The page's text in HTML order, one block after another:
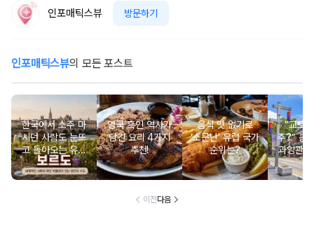
인포매틱스뷰 방문하기
인포매틱스뷰의 모든 포스트
한국에서 소주 마
시던 사람도 눈뜨
고 돌아오는 유럽
와인 도시 탐방
영국 흑인 역사가
담긴 요리 4가지
추천!
음식 맛 없기로
‘소문난’ 유럽 국가
순위는?
“교토
주?” 홀
과잉관
있는 세
행지 순
이전다음